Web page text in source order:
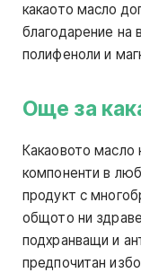
какаото масло
благодарение на
полифеноли и
Още за
Какаовото масло
компоненти в
продукт с
общото ни
подхранващи и
предпочитан